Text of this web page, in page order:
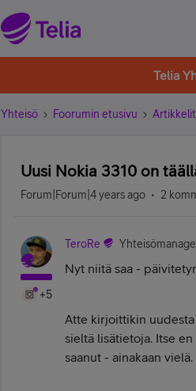
Telia
Yhteisö Foorumin etusivu Artikkelit
Uusi Nokia 3310 on
Forum|Forum|4 years ago 2
+5
TeroRe
Nyt niitä saa -
Atte kirjoittikin
sieltä lisätietoja. Itse
saanut - ainakaan